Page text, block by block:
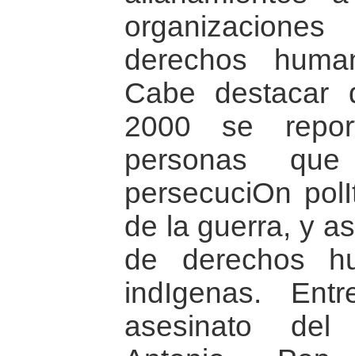
derechos
Cabe destacar
2000 se
personas
persecuciOn
de la guerra, y
de derechos
indIgenas.
asesinato del